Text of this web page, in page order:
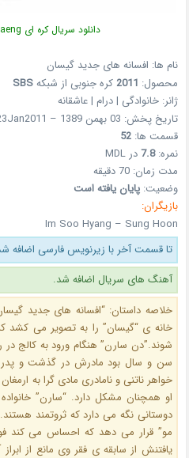
دانلود سریال کره ای New Tales of Gisaeng
نام ها: افسانه های جدید گیسان
محصول: 2011کره جنوبی از شبکهSBS
ژانر: خانوادگی | درام | عاشقانه
تاریخ پخش: 03 بهمن 1389 – 23Jan2011
قسمت ها:52
نمره:7.8در MDL
مدت زمان: 70 دقیقه
وضعیت:پایان یافته است
بازیگران:
Im Soo Hyang – Sung Hoon
تا قسمت آخر با زیرنویس فارسی اضافه
آهنگ های سریال اضافه شد.
خلاصه داستان: “افسانه های جدید
خانه ی “گیسان” را به تصویر می کشد
شوند.”دن سارن” هنگام ورود به کالج
سن و سال بود مادرش در گذشت و
خواهر ناتنی و نامادری مادی گرا به
او همچنان مشکل دارد. “سارن”
دوستانی نگه می دارد که ثروتمند
مو” قرار می دهد که احساس می کند
یافتنش از سابقه ی فقر وی مانع از